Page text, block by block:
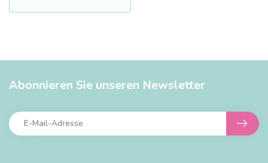
Abonnieren Sie unseren Newsletter